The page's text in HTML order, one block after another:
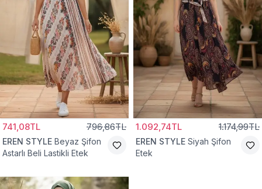
741,08TL 796,86TL
EREN STYLE Beyaz Şifon
Astarlı Beli Lastikli Etek
1.092,74TL 1.174,99TL
EREN STYLE Siyah Şifon
Etek